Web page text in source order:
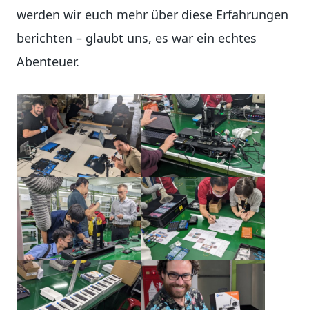
werden wir euch mehr über diese Erfahrungen
berichten – glaubt uns, es war ein echtes
Abenteuer.